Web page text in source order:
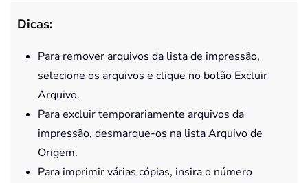
Dicas:
Para remover arquivos da lista de impressão,
selecione os arquivos e clique no botão Excluir
Arquivo.
Para excluir temporariamente arquivos da
impressão, desmarque-os na lista Arquivo de
Origem.
Para imprimir várias cópias, insira o número